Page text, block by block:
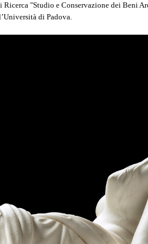
Ricerca "Studio e Conservazione dei Beni
di Padova.